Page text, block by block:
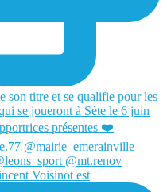
Voisinot est